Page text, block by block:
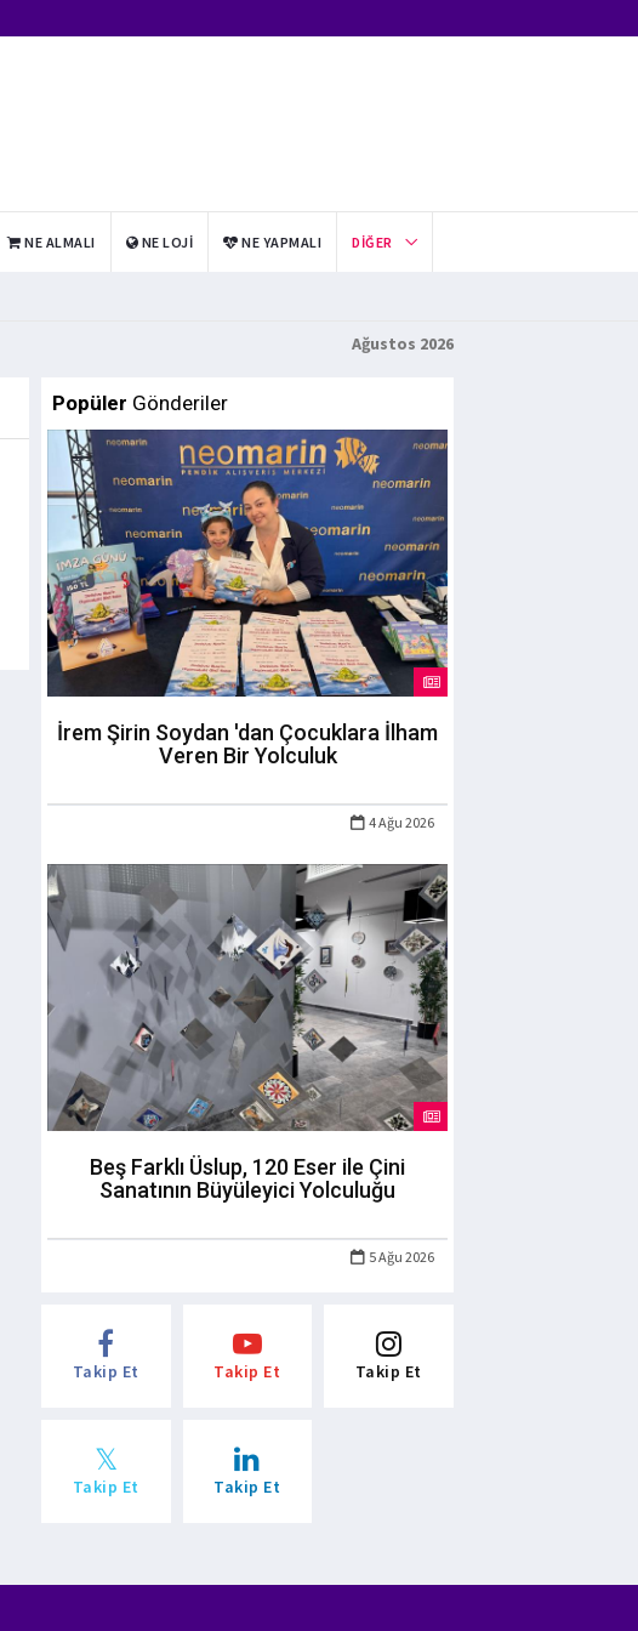
NE ALMALI NE LOJI NE YAPMALI DIĞER
Ağustos 2026
Popüler Gönderiler
İrem Şirin Soydan 'dan Çocuklara İlham
Veren Bir Yolculuk
4 Ağu 2026
Beş Farklı Üslup, 120 Eser ile Çini
Sanatının Büyüleyici Yolculuğu
5 Ağu 2026
Takip Et Takip Et Takip Et
Takip Et Takip Et